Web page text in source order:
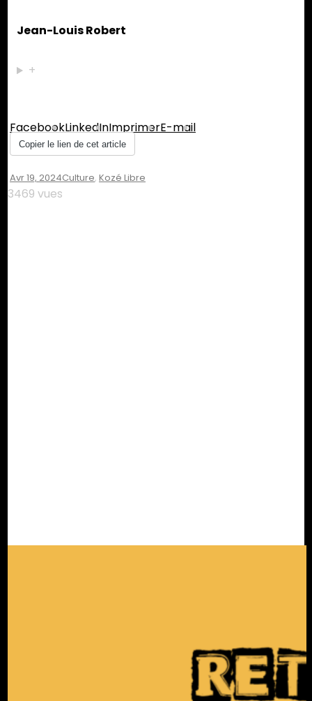
Jean-Louis Robert
+
FacebookLinkedInImprimerE-mail
Copier le lien de cet article
Avr 19, 2024Culture, Kozé Libre
3469 vues